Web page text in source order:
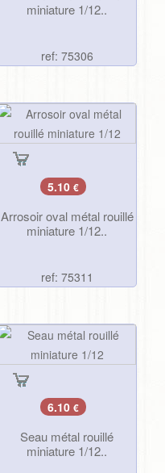
miniature 1/12..
ref: 75306
5.10 €
Arrosoir oval métal rouillé
miniature 1/12..
ref: 75311
6.10 €
Seau métal rouillé
miniature 1/12..